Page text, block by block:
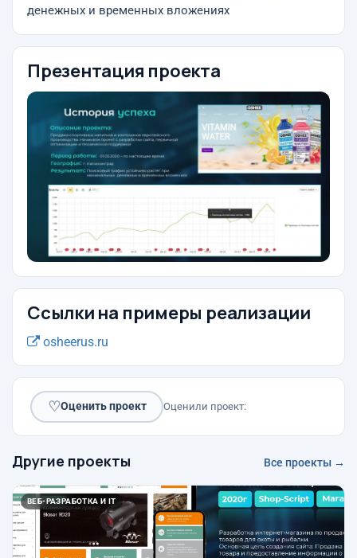
денежных и временных вложениях
Презентация проекта
Ссылки на примеры реализации
osheerus.ru
♡Оценить проект Оценили проект:
Другие проекты Все проекты →
ВЕБ-РАЗРАБОТКА И IT